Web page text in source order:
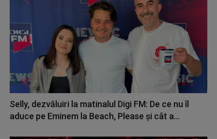
Selly, dezvăluiri la matinalul Digi FM: De ce nu îl
aduce pe Eminem la Beach, Please și cât a...